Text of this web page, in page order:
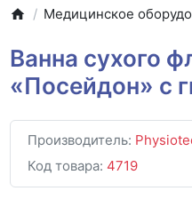
Медицинское
Ванна сухого
«Посейдон» с
Производитель:
Код товара: 4719